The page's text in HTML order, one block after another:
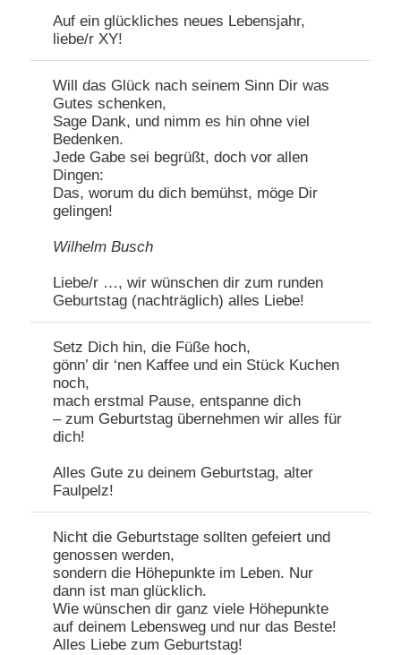
Auf ein glückliches neues Lebensjahr,
liebe/r XY!
Will das Glück nach seinem Sinn Dir was
Gutes schenken,
Sage Dank, und nimm es hin ohne viel
Bedenken.
Jede Gabe sei begrüßt, doch vor allen
Dingen:
Das, worum du dich bemühst, möge Dir
gelingen!
Wilhelm Busch
Liebe/r …, wir wünschen dir zum runden
Geburtstag (nachträglich) alles Liebe!
Setz Dich hin, die Füße hoch,
gönn’ dir ‘nen Kaffee und ein Stück Kuchen
noch,
mach erstmal Pause, entspanne dich
– zum Geburtstag übernehmen wir alles für
dich!
Alles Gute zu deinem Geburtstag, alter
Faulpelz!
Nicht die Geburtstage sollten gefeiert und
genossen werden,
sondern die Höhepunkte im Leben. Nur
dann ist man glücklich.
Wie wünschen dir ganz viele Höhepunkte
auf deinem Lebensweg und nur das Beste!
Alles Liebe zum Geburtstag!